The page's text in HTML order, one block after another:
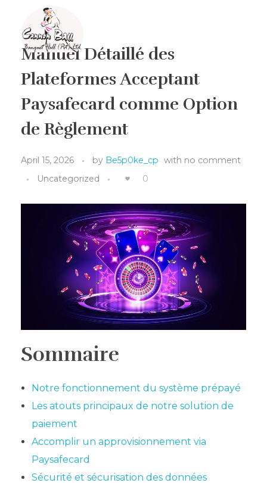
Cannon Ball Banquet
Banquet Hall in Gampaha
Manuel Détaillé des
Plateformes Acceptant
Paysafecard comme Option
de Règlement
April 15, 2026 by Be5p0ke_cp with no comment
Uncategorized
0
Sommaire
Notre fonctionnement du système prépayé
Les atouts principaux de notre solution de
paiement
Accomplir un approvisionnement via
Paysafecard
Sécurité et sécurisation des données